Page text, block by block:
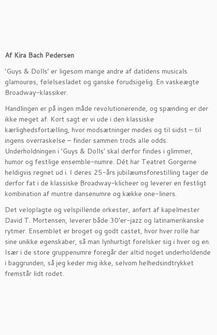
Af Kira Bach Pedersen
’Guys & Dolls’ er ligesom mange andre af datidens musicals
glamourøs, følelsesladet og ganske forudsigelig. En vaskeægte
Broadway-klassiker.
Handlingen er på ingen måde revolutionerende, og spænding er der
ikke meget af. Kort sagt er vi ude i den klassiske
kærlighedsfortælling, hvor modsætninger mødes og til sidst – til
ingens overraskelse – finder sammen trods alle odds.
Underholdningen i ’Guys & Dolls’ skal derfor findes i glimmer,
humor og festlige ensemble-numre. Dét har Teatret Gorgerne
heldigvis regnet ud i. I deres 25-års jubilæumsforestilling tager de
derfor fat i de klassiske Broadway-klicheer og leverer en festligt
kombination af muntre dansenumre og kække one-liners.
Det veloplagte og velspillende orkester, anført af kapelmester
David T. Mortensen, leverer både 30’er-jazz og latinamerikanske
rytmer. Ensemblet er broget og godt castet, hvor hver rolle har
sine unikke egenskaber, så man lynhurtigt forelsker sig i hver og en.
Især i de store gruppenumre foregår der altid noget underholdende
i baggrunden, så jeg keder mig ikke, selvom helhedsindtrykket
fremstår lidt rodet.